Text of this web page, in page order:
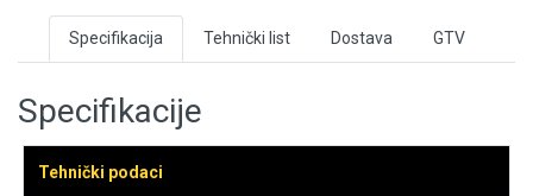
Specifikacija Tehnički list Dostava GTV
Specifikacije
Tehnički podaci